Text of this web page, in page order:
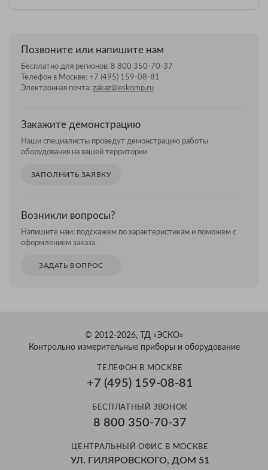
Позвоните или напишите нам
Бесплатно для регионов: 8 800 350-70-37
Телефон в Москве: +7 (495) 159-08-81
Электронная почта: zakaz@eskomp.ru
Закажите демонстрацию
Наши специалисты проведут демонстрацию работы
оборудования на вашей территории
ЗАПОЛНИТЬ ЗАЯВКУ
Возникли вопросы?
Напишите нам: подскажем по характеристикам и поможем с
оформлением заказа.
ЗАДАТЬ ВОПРОС
© 2012-2026, ТД «ЭСКО»
Контрольно измерительные приборы и оборудование
ТЕЛЕФОН В МОСКВЕ
+7 (495) 159-08-81
БЕСПЛАТНЫЙ ЗВОНОК
8 800 350-70-37
ЦЕНТРАЛЬНЫЙ ОФИС В МОСКВЕ
УЛ. ГИЛЯРОВСКОГО, ДОМ 51